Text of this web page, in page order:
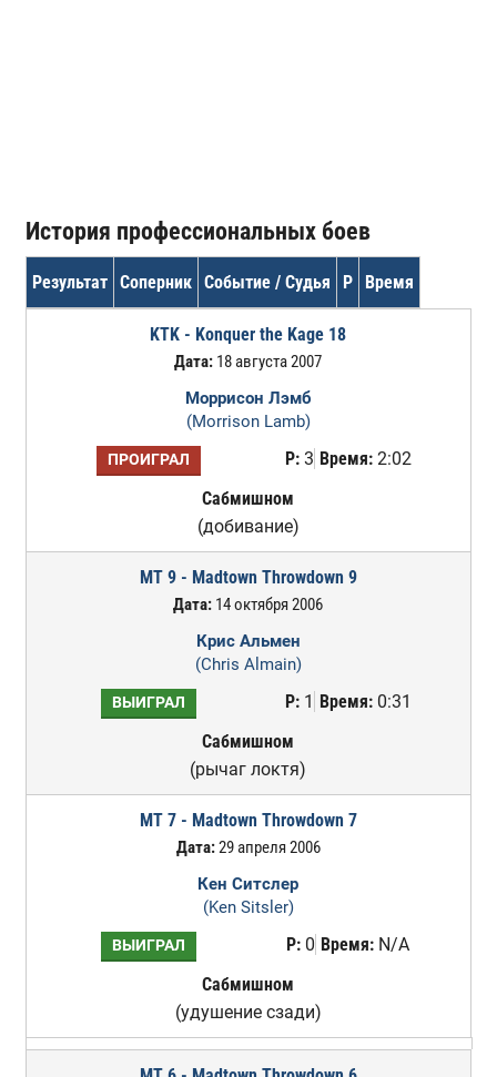
История профессиональных боев
Результат Соперник Событие / Судья Р Время
KTK - Konquer the Kage 18
Дата: 18 августа 2007
Моррисон Лэмб
(Morrison Lamb)
ПРОИГРАЛ Р:3 Время:2:02
Сабмишном
(добивание)
MT 9 - Madtown Throwdown 9
Дата: 14 октября 2006
Крис Альмен
(Chris Almain)
ВЫИГРАЛ Р:1 Время:0:31
Сабмишном
(рычаг локтя)
MT 7 - Madtown Throwdown 7
Дата:29 апреля 2006
Кен Ситслер
(Ken Sitsler)
ВЫИГРАЛ Р: 0 Время: N/A
Сабмишном
(удушение сзади)